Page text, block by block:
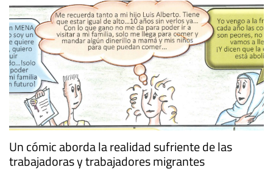
Un cómic aborda la realidad sufriente de las
trabajadoras y trabajadores migrantes